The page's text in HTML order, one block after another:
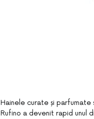
Hainele curate și parfumate
Rufino a devenit rapid unul